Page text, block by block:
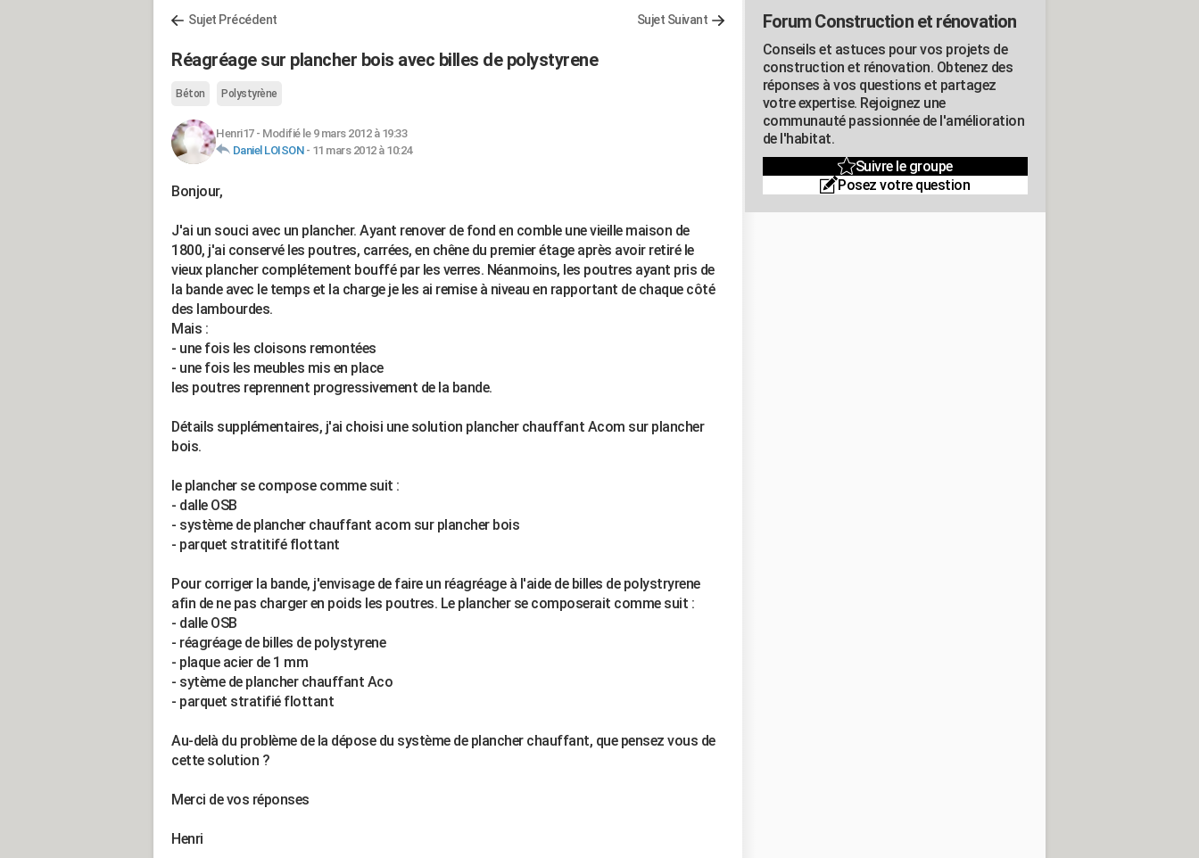
Sujet Précédent Sujet Suivant
Réagréage sur plancher bois avec billes de polystyrene
Béton Polystyrène
Henri17- Modifié le 9 mars 2012 à 19:33
Daniel LOISON- 11 mars 2012 à 10:24
Bonjour,
J'ai un souci avec un plancher. Ayant renover de fond en comble une vieille maison de
1800, j'ai conservé les poutres, carrées, en chêne du premier étage après avoir retiré le
vieux plancher complétement bouffé par les verres. Néanmoins, les poutres ayant pris de
la bande avec le temps et la charge je les ai remise à niveau en rapportant de chaque côté
des lambourdes.
Mais :
- une fois les cloisons remontées
- une fois les meubles mis en place
les poutres reprennent progressivement de la bande.
Détails supplémentaires, j'ai choisi une solution plancher chauffant Acom sur plancher
bois.
le plancher se compose comme suit :
- dalle OSB
- système de plancher chauffant acom sur plancher bois
- parquet stratitifé flottant
Pour corriger la bande, j'envisage de faire un réagréage à l'aide de billes de polystryrene
afin de ne pas charger en poids les poutres. Le plancher se composerait comme suit :
- dalle OSB
- réagréage de billes de polystyrene
- plaque acier de 1 mm
- sytème de plancher chauffant Aco
- parquet stratifié flottant
Au-delà du problème de la dépose du système de plancher chauffant, que pensez vous de
cette solution ?
Merci de vos réponses
Henri
Forum Construction et rénovation
Conseils et astuces pour vos projets de
construction et rénovation. Obtenez des
réponses à vos questions et partagez
votre expertise. Rejoignez une
communauté passionnée de l'amélioration
de l'habitat.
Suivre le groupe
Posez votre question